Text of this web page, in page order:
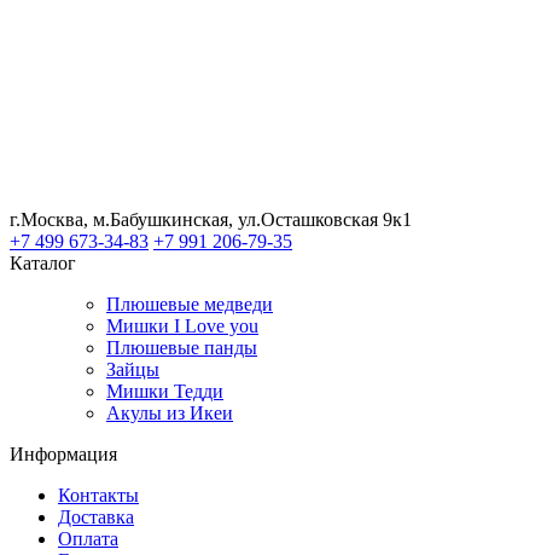
г.Москва, м.Бабушкинская, ул.Осташковская 9к1
+7 499 673-34-83 +7 991 206-79-35
Каталог
Плюшевые медведи
Мишки I Love you
Плюшевые панды
Зайцы
Мишки Тедди
Акулы из Икеи
Информация
Контакты
Доставка
Оплата